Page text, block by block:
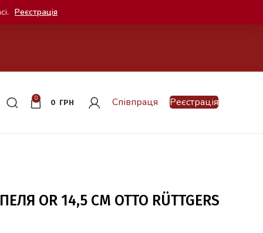
0
0 ГРН Співпраця Реєстрація
OR 14,5 СМ OTTO RÜTTGERS
Реєстрація